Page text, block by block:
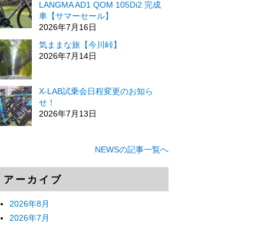
LANGMA AD1 QOM 105Di2 完成
車【サマーセール】
2026年7月16日
気ままな旅【今川峠】
2026年7月14日
X-LAB試乗会日程変更のお知ら
せ！
2026年7月13日
NEWSの記事一覧へ
アーカイブ
2026年8月
2026年7月